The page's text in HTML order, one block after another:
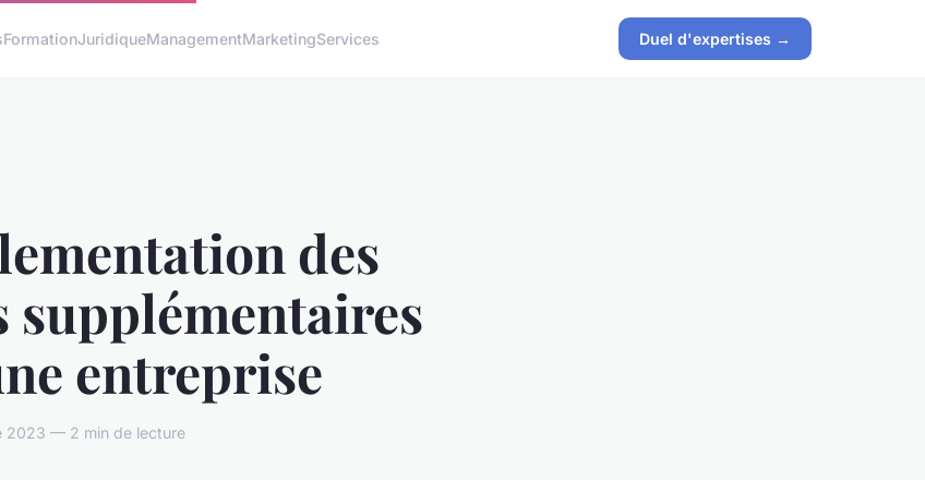
FormationJuridiqueManagementMarketingServices Duel d'expertises →
des
supplémentaires
entreprise
2023 — 2 min de lecture